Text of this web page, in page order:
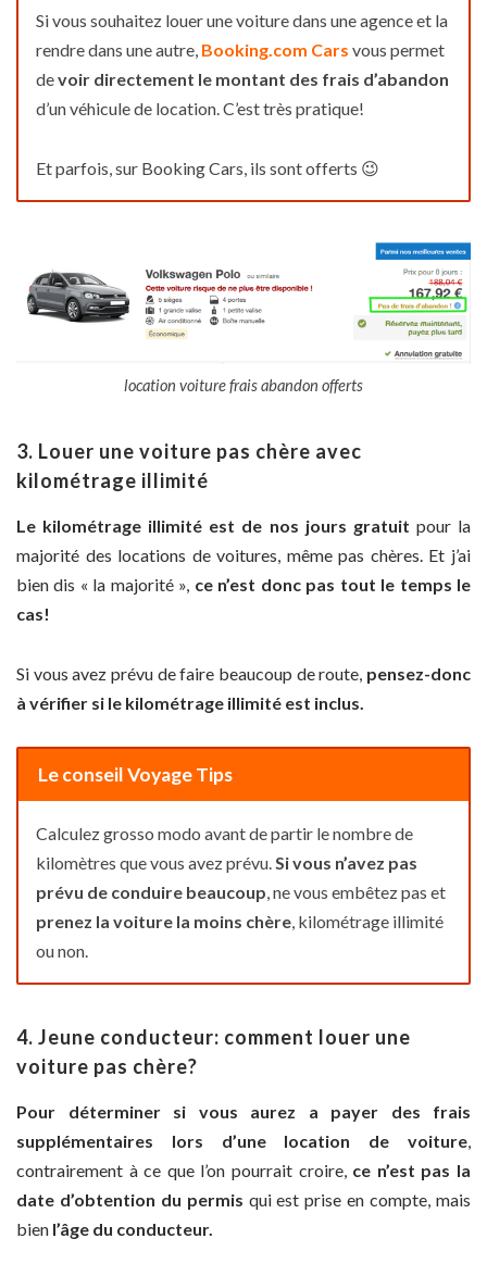
Si vous souhaitez louer une voiture dans une agence et la
rendre dans une autre, Booking.com Cars vous permet
devoir directement le montant des frais d’abandon
d’un véhicule de location. C’est très pratique!
Et parfois, sur Booking Cars, ils sont offerts 😉
location voiture frais abandon offerts
3. Louer une voiture pas chère avec
kilométrage illimité
Le kilométrage illimité est de nos jours gratuit pour la
majorité des locations de voitures, même pas chères. Et j’ai
bien dis « la majorité », ce n’est donc pas tout le temps le
cas!
Si vous avez prévu de faire beaucoup de route, pensez-donc
à vérifier si le kilométrage illimité est inclus.
Le conseil Voyage Tips
Calculez grosso modo avant de partir le nombre de
kilomètres que vous avez prévu.Si vous n’avez pas
prévu de conduire beaucoup, ne vous embêtez pas et
prenez la voiture la moins chère, kilométrage illimité
ou non.
4. Jeune conducteur: comment louer une
voiture pas chère?
Pour déterminer si vous aurez a payer des frais
supplémentaires lors d’une location de voiture,
contrairement à ce que l’on pourrait croire, ce n’est pas la
date d’obtention du permis qui est prise en compte, mais
bien l’âge du conducteur.